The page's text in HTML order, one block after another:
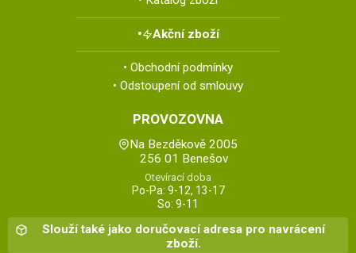
Akční zboží
Obchodní podmínky
Odstoupení od smlouvy
PROVOZOVNA
Na Bezděkově 2005
256 01 Benešov
Otevírací doba
Po-Pa: 9-12, 13-17
So: 9-11
Slouží také jako doručovací adresa pro navrácení
zboží.